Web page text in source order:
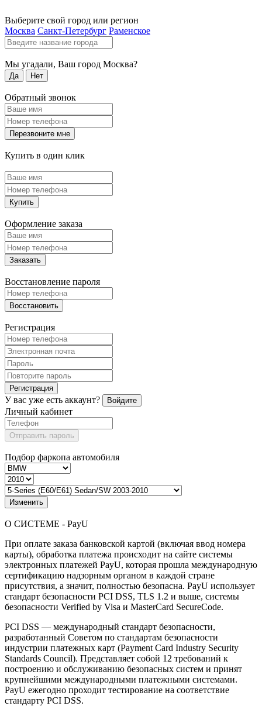
Выберите свой город или регион
Москва Санкт-Петербург Раменское
Мы угадали, Ваш город Москва?
Да Нет
Обратный звонок
Перезвоните мне
Купить в один клик
Купить
Оформление заказа
Заказать
Восстановление пароля
Восстановить
Регистрация
Регистрация
У вас уже есть аккаунт? Войдите
Личный кабинет
Отправить пароль
Подбор фаркопа автомобиля
Изменить
О СИСТЕМЕ - PayU
При оплате заказа банковской картой (включая ввод номера
карты), обработка платежа происходит на сайте системы
электронных платежей PayU, которая прошла международную
сертификацию надзорным органом в каждой стране
присутствия, а значит, полностью безопасна. PayU использует
стандарт безопасности PCI DSS, TLS 1.2 и выше, системы
безопасности Verified by Visa и MasterCard SecureCode.
PCI DSS — международный стандарт безопасности,
разработанный Советом по стандартам безопасности
индустрии платежных карт (Payment Card Industry Security
Standards Council). Представляет собой 12 требований к
построению и обслуживанию безопасных систем и принят
крупнейшими международными платежными системами.
PayU ежегодно проходит тестирование на соответствие
стандарту PCI DSS.